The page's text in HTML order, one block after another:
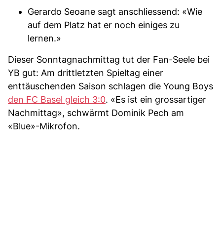
Gerardo Seoane sagt anschliessend: «Wie
auf dem Platz hat er noch einiges zu
lernen.»
Dieser Sonntagnachmittag tut der Fan-Seele bei
YB gut: Am drittletzten Spieltag einer
enttäuschenden Saison schlagen die Young Boys
den FC Basel gleich 3:0. «Es ist ein grossartiger
Nachmittag», schwärmt Dominik Pech am
«Blue»-Mikrofon.